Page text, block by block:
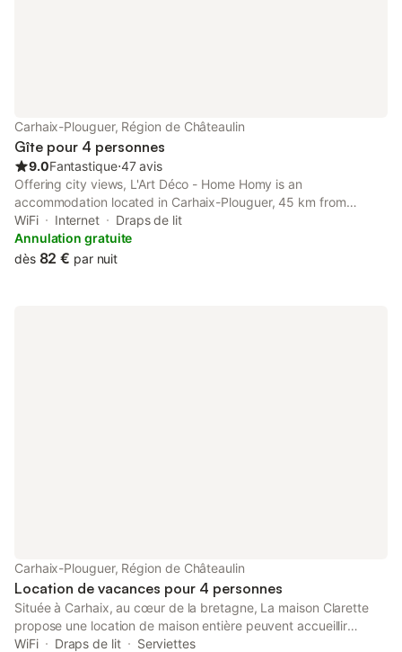
Carhaix-Plouguer, Région de Châteaulin
Gîte pour 4 personnes
9.0Fantastique⋅47 avis
Offering city views, L'Art Déco - Home Homy is an
accommodation located in Carhaix-Plouguer, 45 km from
Lampaul-Guimiliau Parish Close and 48 km from Saint-
Thégonnec Parish Close.
WiFi Internet
Draps de lit
Annulation gratuite
dès 82 € par nuit
Carhaix-Plouguer, Région de Châteaulin
Location de vacances pour 4 personnes
Située à Carhaix, au cœur de la bretagne, La maison Clarette
propose une location de maison entière peuvent accueillir
jusqu'à 4 personnes avec une connexion Wi-Fi gratuite, un
WiFi Draps de lit
Serviettes